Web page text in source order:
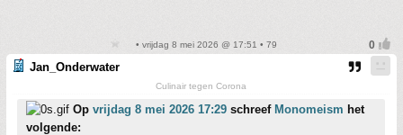
• vrijdag 8 mei 2026 @ 17:51 • 79
Jan_Onderwater
Culinair tegen Corona
Op vrijdag 8 mei 2026 17:29 schreef Monomeism het
volgende: